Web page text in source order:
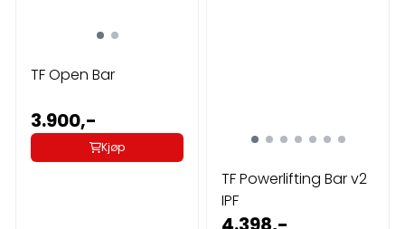
TF Open Bar
3.900,-
Kjøp
TF Powerlifting Bar v2
IPF